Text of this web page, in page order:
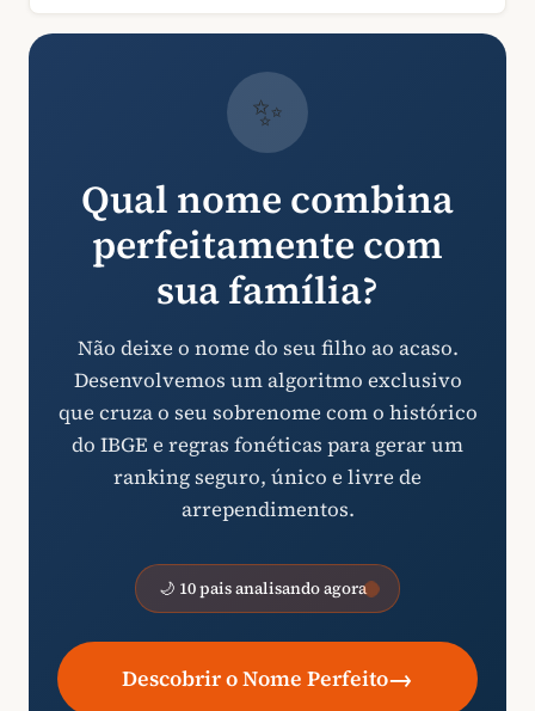
✨
Qual nome combina
perfeitamente com
sua família?
Não deixe o nome do seu filho ao acaso.
Desenvolvemos um algoritmo exclusivo
que cruza o seu sobrenome com o histórico
do IBGE e regras fonéticas para gerar um
ranking seguro, único e livre de
arrependimentos.
🌙 10 pais analisando agora
Descobrir o Nome Perfeito→